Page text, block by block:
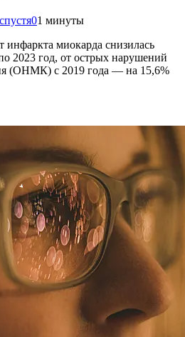
01 минуты
инфаркта миокарда снизилась
2023 год, от острых нарушений
(ОНМК) с 2019 года — на 15,6%